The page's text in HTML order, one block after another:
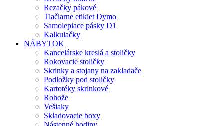
Rezačky pákové
Tlačiarne etikiet Dymo
Samolepiace pásky D1
Kalkulačky
NÁBYTOK
Kancelárske kreslá a stoličky
Rokovacie stoličky
Skrinky a stojany na zakladače
Podložky pod stoličky
Kartotéky skrinkové
Rohože
Vešiaky
Skladovacie boxy